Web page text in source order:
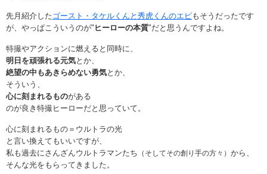
先月紹介した ゴースト・タケルくんと秀虎くんのエピもそうだったです
が、やっぱこういうのが" ヒーローの本質"だと思うんですよね。
特撮やアクションに燃えると同時に、
明日を頑張れる元気とか、
絶望の中もあきらめない勇気とか、
そういう、
心に刻まれるものがある
のが良き特撮ヒーローだと思っていて。
心に刻まれるもの＝ウルトラの光
と言い換えてもいいですが、
私も過去にさんざんウルトラマンたち （そしてその創り手の方々） から、
そんな光をもらってきました。